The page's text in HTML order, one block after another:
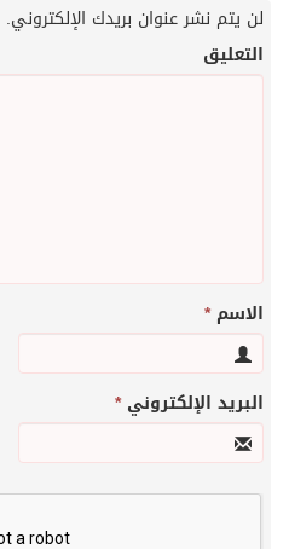
لن يتم نشر عنوان بريدك الإلكتروني.
التعليق
الاسم*
البريد الإلكتروني*